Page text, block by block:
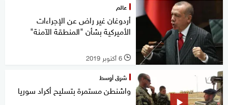
عالم
أردوغان غير راض عن الإجراءات
الأميركية بشأن "المنطقة الآمنة"
l 6 أكتوبر 2019
شرق أوسط
واشنطن مستمرة بتسليح أكراد سوريا